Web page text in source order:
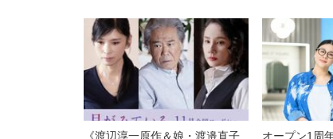
《渡辺淳一原作＆娘・渡邉直子
オープン1周